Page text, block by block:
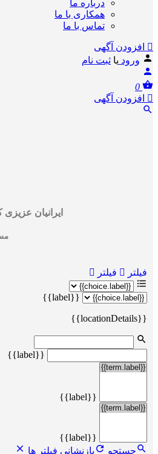
درباره ما
همکاری با ما
تماس با ما
افزودن آگهی
ورود یا ثبت نام
0
افزودن آگهی
ایرانیان
فیلتر فیلتر
{{label}}
{{locationDetails}}
{{label}}
{{label}}
{{label}}
جستجو
بازنشانی فیلتر ها